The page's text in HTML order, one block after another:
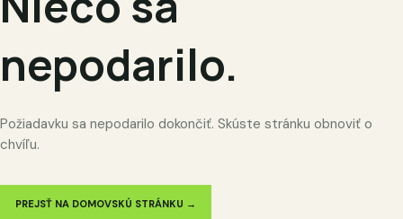
nepodarilo.
Požiadavku sa nepodarilo dokončiť. Skúste stránku obnoviť o
chvíľu.
PREJSŤ NA DOMOVSKÚ STRÁNKU →